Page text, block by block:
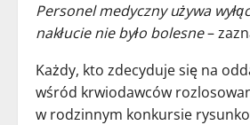
Personel medyczny używa
nakłucie nie było bolesne–
Każdy, kto zdecyduje się na
wśród krwiodawców
w rodzinnym konkursie